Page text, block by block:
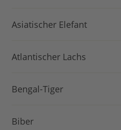
Asiatischer Elefant
Atlantischer Lachs
Bengal-Tiger
Biber